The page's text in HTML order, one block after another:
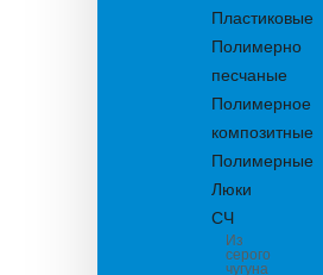
Пластиковые
Полимерно
песчаные
Полимерное
композитные
Полимерные
Люки
СЧ
Из
серого
чугуна